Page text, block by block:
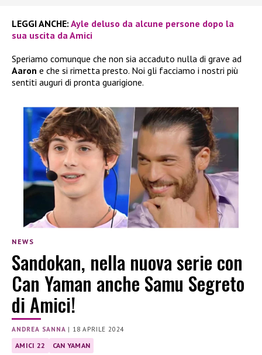
LEGGI ANCHE: Ayle deluso da alcune persone dopo la
sua uscita da Amici
Speriamo comunque che non sia accaduto nulla di grave ad
Aaron e che si rimetta presto. Noi gli facciamo i nostri più
sentiti auguri di pronta guarigione.
NEWS
Sandokan, nella nuova serie con
Can Yaman anche Samu Segreto
di Amici!
ANDREA SANNA | 18 APRILE 2024
AMICI 22 CAN YAMAN